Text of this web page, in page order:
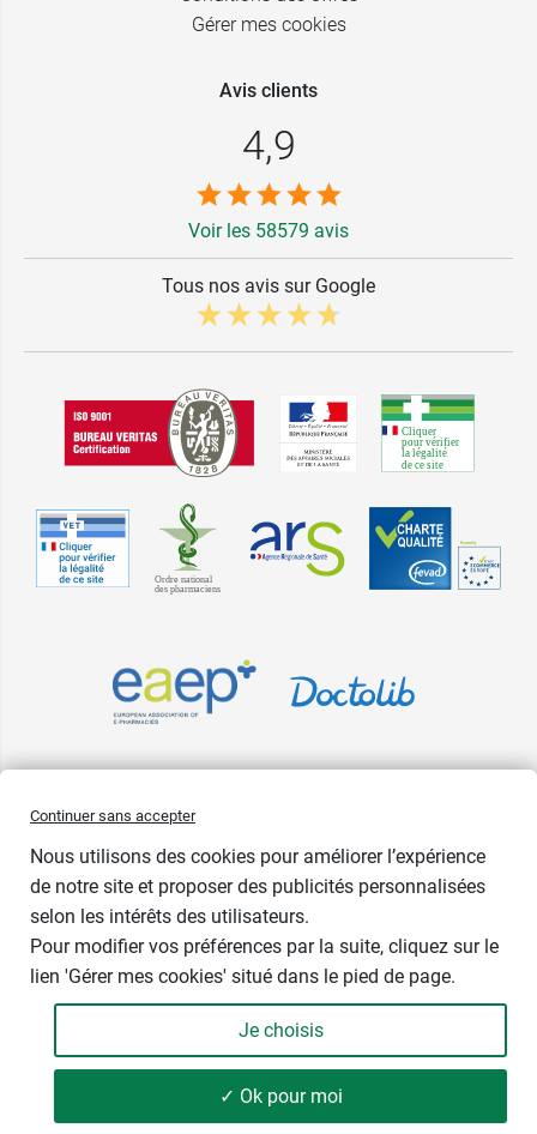
- +
Ajouter
Gérer mes cookies
Avis clients
4,9
Voir les 58579 avis
Tous nos avis sur Google
Pharma GDD adhère à la Fédération du e-commerce et de la vente à
européen Ecommerce Europe Trustmark.
Continuer sans accepter
Nous utilisons des cookies pour améliorer l’expérience
de notre site et proposer des publicités personnalisées
selon les intérêts des utilisateurs.
Pour modifier vos préférences par la suite, cliquez sur le
lien 'Gérer mes cookies' situé dans le pied de page.
Je choisis
✓ Ok pour moi